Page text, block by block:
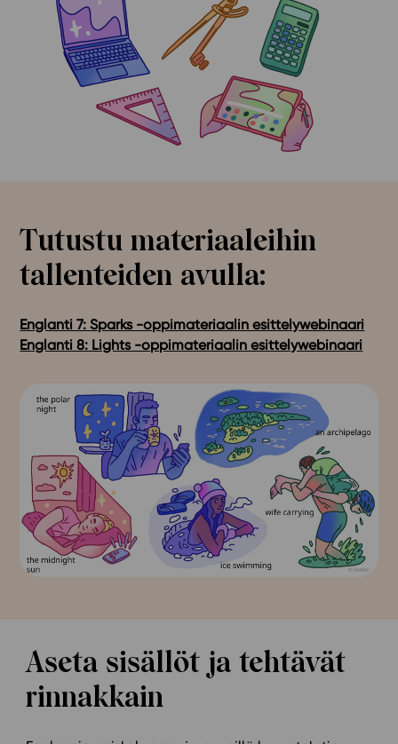
Tutustu materiaaleihin
tallenteiden avulla:
Englanti 7: Sparks -oppimateriaalin esittelywebinaari
Englanti 8: Lights -oppimateriaalin esittelywebinaari
Aseta sisällöt ja tehtävät
rinnakkain